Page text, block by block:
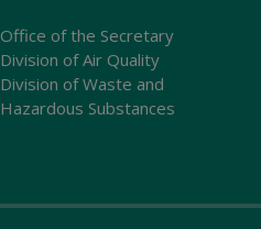
Office of the Secretary
Division of Air Quality
Division of Waste and
Hazardous Substances